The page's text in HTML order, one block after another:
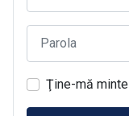
Ţine-mă minte